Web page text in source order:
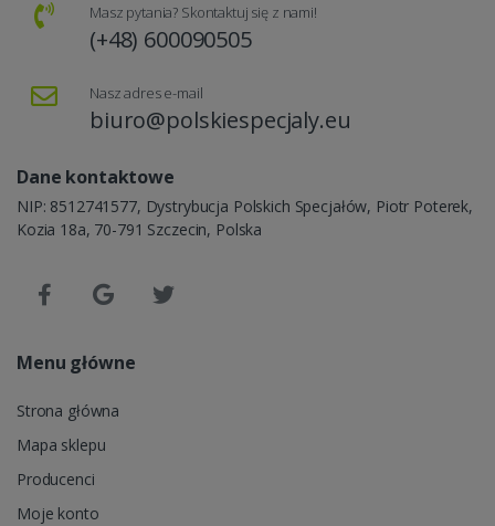
Masz pytania? Skontaktuj się z nami!
(+48) 600090505
Nasz adres e-mail
biuro@polskiespecjaly.eu
Dane kontaktowe
NIP: 8512741577, Dystrybucja Polskich Specjałów, Piotr Poterek,
Kozia 18a, 70-791 Szczecin, Polska
Menu główne
Strona główna
Mapa sklepu
Producenci
Moje konto